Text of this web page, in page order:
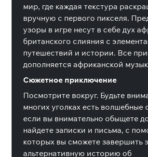
мир, где каждая текстура
вручную с первого пикселя.
узоры в игре несут в себе дух
британского слияния с
путешествий и истории. Все
дополняется африканской
Сюжетное приключение
Посмотрите вокруг. Будьте
многих уголках есть волшебные
если вы внимательно обыщете
найдете записки и письма, с
которых вы сможете завершить
альтернативную историю об